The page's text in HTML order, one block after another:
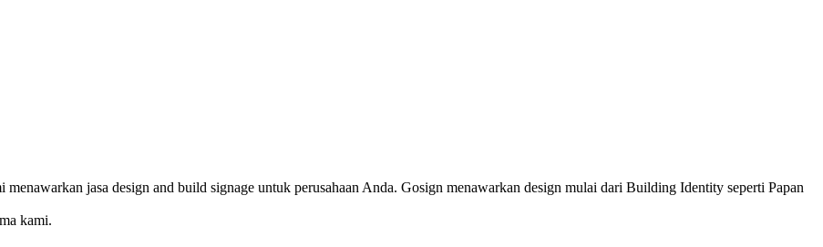
jasa design and build signage untuk perusahaan Anda. Gosign menawarkan design mulai dari Building Identity seperti Papan
kami.